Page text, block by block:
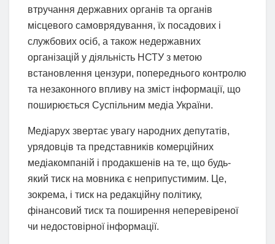
втручання державних органів та органів
місцевого самоврядування, їх посадових і
службових осіб, а також недержавних
організацій у діяльність НСТУ з метою
встановлення цензури, попереднього контролю
та незаконного впливу на зміст інформації, що
поширюється Суспільним медіа України.
Медіарух звертає увагу народних депутатів,
урядовців та представників комерційних
медіакомпаній і продакшенів на те, що будь-
який тиск на мовника є неприпустимим. Це,
зокрема, і тиск на редакційну політику,
фінансовий тиск та поширення неперевіреної
чи недостовірної інформації.